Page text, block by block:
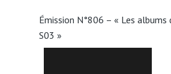
Émission N°806 – « Les albums
S03 »